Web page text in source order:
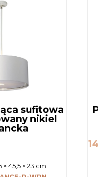
sufitowa
nikiel
× 45,5 × 23 cm